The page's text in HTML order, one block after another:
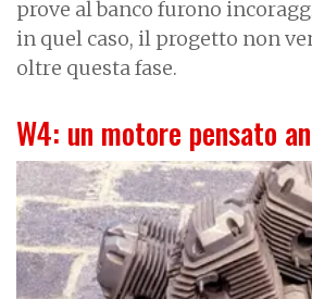
prove al banco furono
in quel caso, il progetto non
oltre questa fase.
W4: un motore pensato
I
m
a
g
e